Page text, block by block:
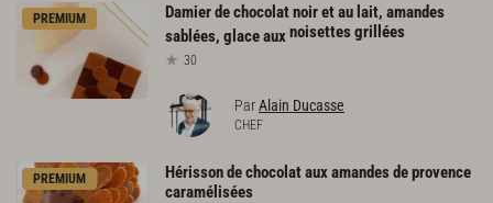
PREMIUM
Damier de chocolat noir et au lait, amandes
sablées, glace auxnoisettes grillées
30
ParAlain Ducasse
CHEF
PREMIUM Hérissondechocolatauxamandesdeprovence
caramélisées